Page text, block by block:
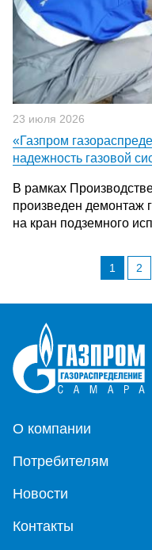
23 июля 2026
«Газпром
надежность газовой
В рамках
произведен демонтаж
на кран подземного
1 2
О компании
Потребителям
Новости
Контакты